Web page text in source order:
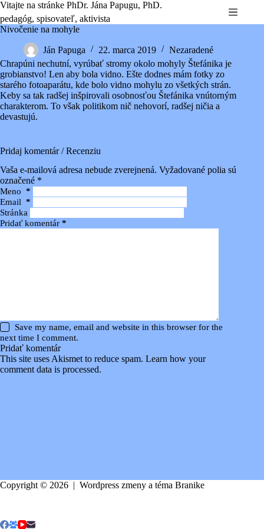
Preskočiť
na
obsah
Vitajte na stránke PhDr. Jána Papugu, PhD.
pedagóg, spisovateľ, aktivista
Nivočenie na mohyle
Ján Papuga 22. marca 2019
Nezaradené
Chrapúni nechutní, vyrúbať stromy okolo mohyly Štefánika je
grobianstvo! Len aby bola vidno. Ešte dodnes mám fotky zo
starého fotoaparátu, kde bolo vidno mohylu zo všetkých strán.
Keby sa tak radšej inšpirovali osobnosťou Štefánika vnútorným
charakterom. To však politikom nič nehovorí, radšej ničia a
devastujú.
Pridaj komentár / Recenziu
Vaša e-mailová adresa nebude zverejnená. Vyžadované polia sú
označené *
Meno *
Email *
Stránka
Pridať komentár *
Save my name, email and website in this browser for the
next time I comment.
Pridať komentár
This site uses Akismet to reduce spam. Learn how your
comment data is processed.
Copyright © 2026 | Wordpress zmeny a téma Branike